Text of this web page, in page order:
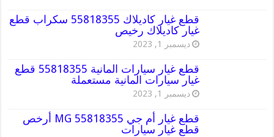
قطع غيار كاديلاك 55818355 سكراب قطع
غيار كاديلاك رخيص
ديسمبر 1, 2023
قطع غيار سيارات المانية 55818355 قطع
غيار سيارات المانية مستعملة
ديسمبر 1, 2023
قطع غيار أم جي MG 55818355 أرخص
قطع غيار سيارات